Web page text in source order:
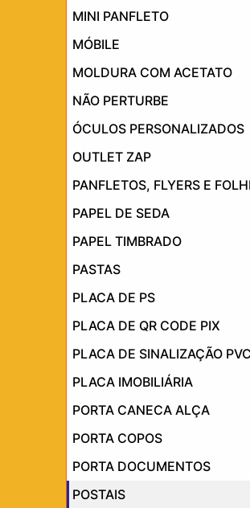
MINI PANFLETO
MÓBILE
MOLDURA COM ACETATO
NÃO PERTURBE
ÓCULOS PERSONALIZADOS
OUTLET ZAP
PANFLETOS, FLYERS E
PAPEL DE SEDA
PAPEL TIMBRADO
PASTAS
PLACA DE PS
PLACA DE QR CODE PIX
PLACA DE SINALIZAÇÃO PVC
PLACA IMOBILIÁRIA
PORTA CANECA ALÇA
PORTA COPOS
PORTA DOCUMENTOS
POSTAIS